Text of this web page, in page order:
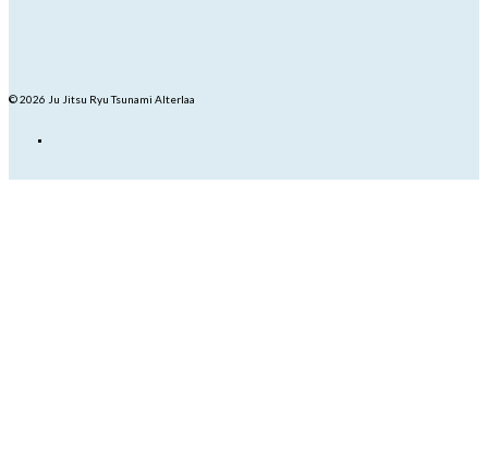
© 2026 Ju Jitsu Ryu Tsunami Alterlaa